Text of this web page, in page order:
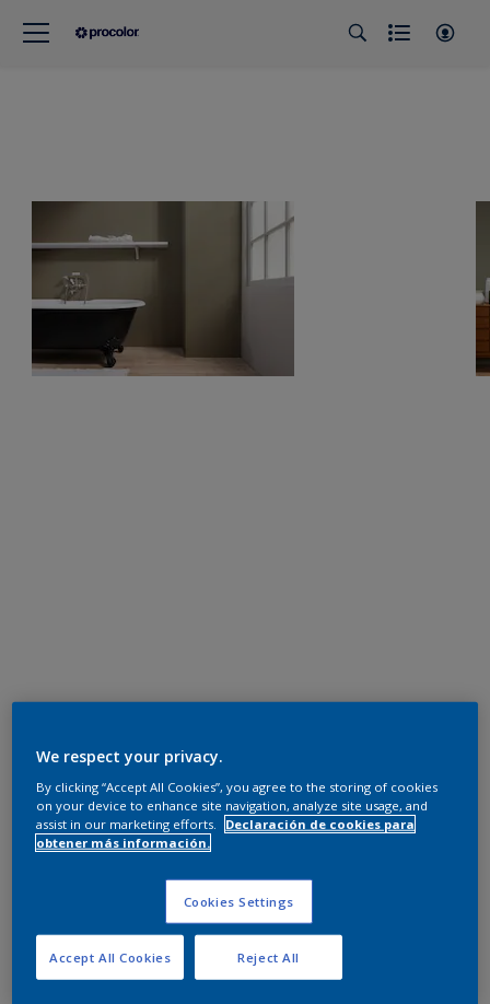
We respect your privacy.
By clicking “Accept All Cookies”, you agree to the storing of cookies
on your device to enhance site navigation, analyze site usage, and
assist in our marketing efforts.
Declaración de cookies para
obtener más información.
Cookies Settings
Reject All
Accept All Cookies